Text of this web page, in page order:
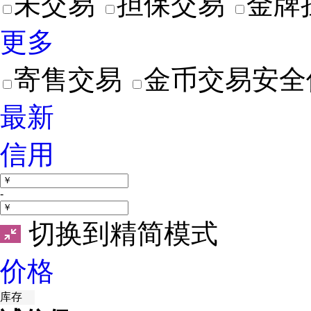
更多
寄售交易
金币交易安
最新
信用
-
切换到精简模式
价格
库存